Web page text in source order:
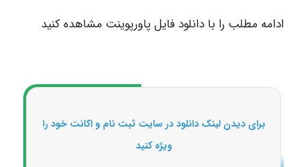
ادامه مطلب را با دانلود فایل پاورپوینت مشاهده کنید
برای دیدن لینک دانلود در سایت ثبت نام و اکانت خود را
ویژه کنید